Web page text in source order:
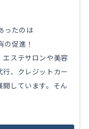
ったのは
促進！
ステサロンや美容
、クレジットカー
しています。そん